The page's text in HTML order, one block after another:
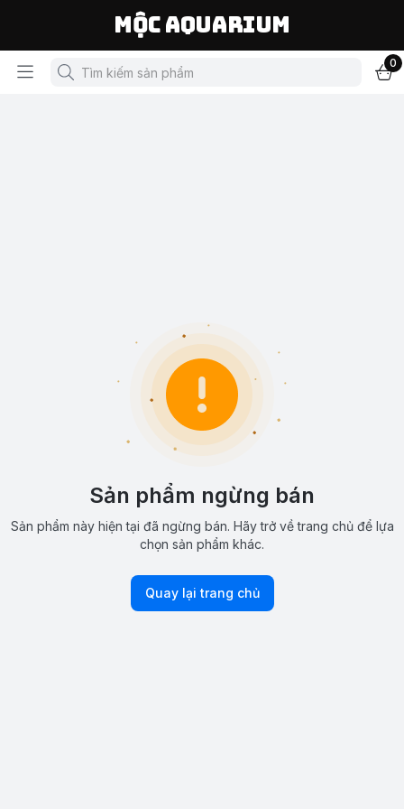
Mộc Aquarium
0
Sản phẩm ngừng bán
Sản phẩm này hiện tại đã ngừng bán. Hãy trở về trang chủ để lựa
chọn sản phẩm khác.
Quay lại trang chủ